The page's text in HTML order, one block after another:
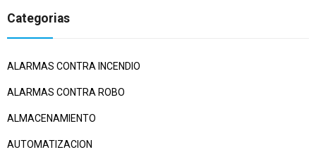
Categorias
ALARMAS CONTRA INCENDIO
ALARMAS CONTRA ROBO
ALMACENAMIENTO
AUTOMATIZACION